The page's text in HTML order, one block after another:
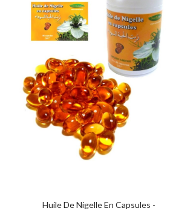
Huile De Nigelle En Capsules -